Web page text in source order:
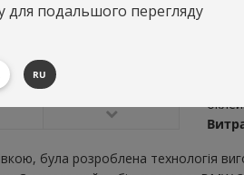
була розроблена технологія
для подальшого перегляду
RU